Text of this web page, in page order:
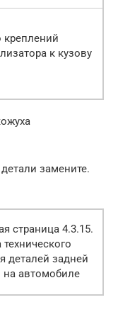
креплений
к кузову
замените.
страница 4.3.15.
деталей задней
на автомобиле